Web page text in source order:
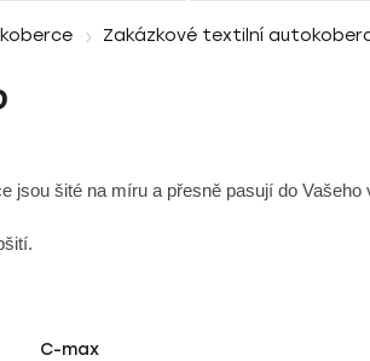
Zakázkové textilní
jsou šité na míru a přesně pasují do Vašeho
C-max